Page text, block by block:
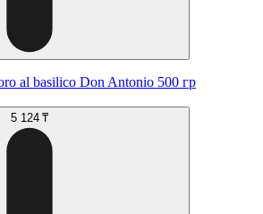
al basilico Don Antonio 500 гр
5 124 ₸